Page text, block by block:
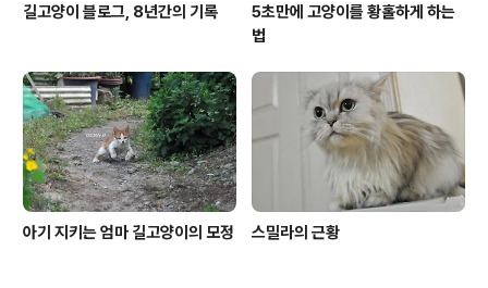
길고양이 블로그, 8년간의 기록
5초만에 고양이를 황홀하게 하는
법
아기 지키는 엄마 길고양이의 모정 스밀라의 근황